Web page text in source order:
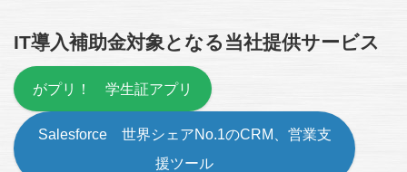
IT導入補助金対象となる当社提供サービス
がプリ！ 学生証アプリ
Salesforce 世界シェアNo.1のCRM、営業支
援ツール